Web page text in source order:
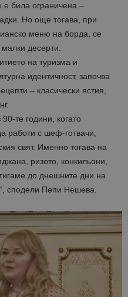
е била ограничена –
Но още тогава, при
меню на борда, се
десерти.
на туризма и
идентичност, започва
– класически ястия,
те години, когато
работи с шеф-готвачи,
свят. Именно тогава на
ризото, конкильони,
до днешните дни на
сподели Пепи Нешева.